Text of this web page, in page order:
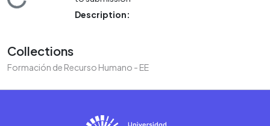
Loading...
Description:
Collections
Formación de Recurso Humano - EE